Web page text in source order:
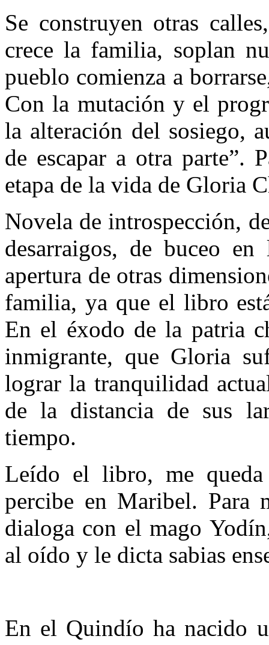
Se construyen otras
crece la familia, soplan
pueblo comienza a
Con la mutación y el
la alteración del sosiego,
de escapar a otra parte”.
etapa de la vida de Gloria
Novela de introspección,
desarraigos, de buceo
apertura de otras
familia, ya que el libro
En el éxodo de la patria
inmigrante, que Gloria
lograr la tranquilidad
de la distancia de sus
tiempo.
Leído el libro, me
percibe en Maribel. Para
dialoga con el mago
al oído y le dicta sabias
En el Quindío ha nacido